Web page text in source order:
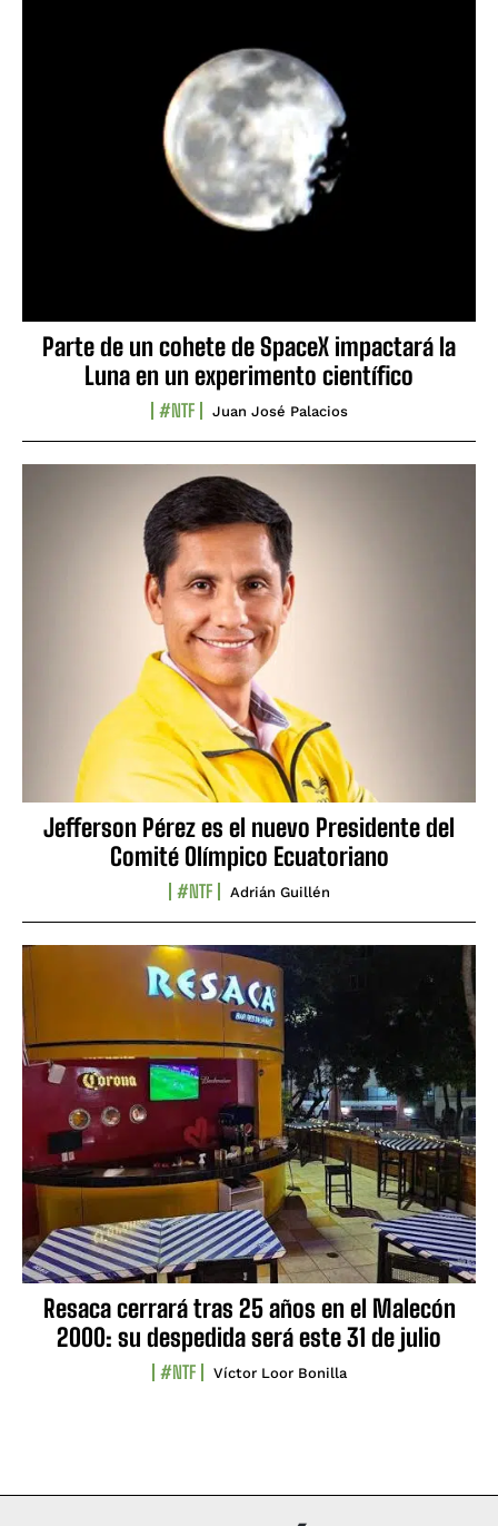
Parte de un cohete de SpaceX impactará la
Luna en un experimento científico
#NTF Juan José Palacios
Jefferson Pérez es el nuevo Presidente del
Comité Olímpico Ecuatoriano
#NTF Adrián Guillén
Resaca cerrará tras 25 años en el Malecón
2000: su despedida será este 31 de julio
#NTF Víctor Loor Bonilla